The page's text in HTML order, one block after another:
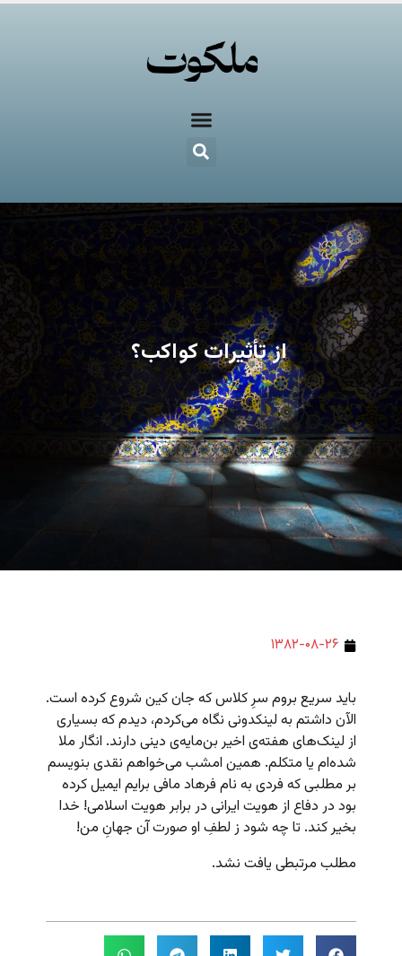
از تأثیرات کواکب؟
۱۳۸۲-۰۸-۲۶
باید سریع بروم سرِ کلاس که جان کین شروع کرده است.
الآن داشتم به لینکدونی نگاه می‌کردم، دیدم که بسیاری
از لینک‌های هفته‌ی اخیر بن‌مایه‌ی دینی دارند. انگار ملا
شده‌ام یا متکلم. همین امشب می‌خواهم نقدی بنویسم
بر مطلبی که فردی به نام فرهاد مافی برایم ایمیل کرده
بود در دفاع از هویت ایرانی در برابر هویت اسلامی! خدا
بخیر کند. تا چه شود ز لطفِ او صورت آن جهانِ من!
مطلب مرتبطی یافت نشد.